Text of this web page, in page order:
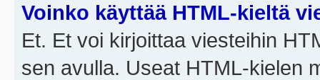
Voinko käyttää HTML-kieltä
Et. Et voi kirjoittaa viesteihin
sen avulla. Useat HTML-kielen